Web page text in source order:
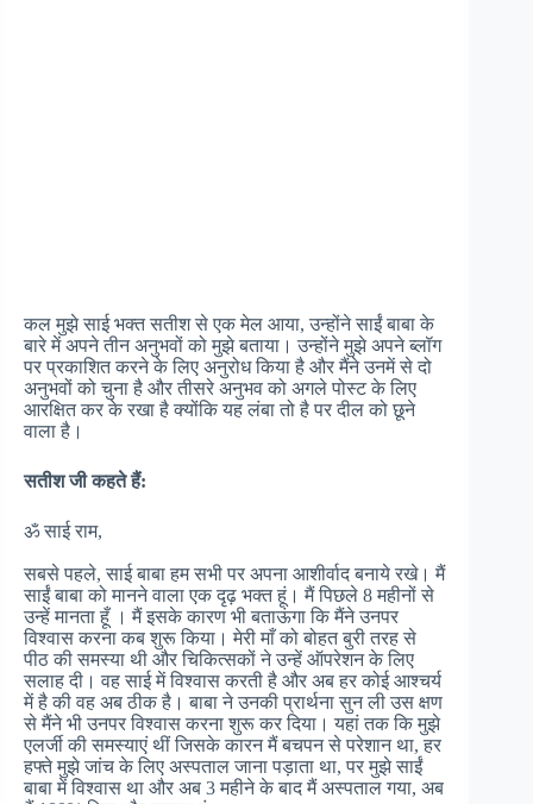
कल मुझे साई भक्त सतीश से एक मेल आया, उन्होंने साईं बाबा के
बारे में अपने तीन अनुभवों को मुझे बताया। उन्होंने मुझे अपने ब्लॉग
पर प्रकाशित करने के लिए अनुरोध किया है और मैंने उनमें से दो
अनुभवों को चुना है और तीसरे अनुभव को अगले पोस्ट के लिए
आरक्षित कर के रखा है क्योंकि यह लंबा तो है पर दील को छूने
वाला है।
सतीश जी कहते हैं:
ॐ साई राम,
सबसे पहले, साई बाबा हम सभी पर अपना आशीर्वाद बनाये रखे। मैं
साईं बाबा को मानने वाला एक दृढ़ भक्त हूं। मैं पिछले 8 महीनों से
उन्हें मानता हूँ । मैं इसके कारण भी बताऊंगा कि मैंने उनपर
विश्वास करना कब शुरू किया। मेरी माँ को बोहत बुरी तरह से
पीठ की समस्या थी और चिकित्सकों ने उन्हें ऑपरेशन के लिए
सलाह दी। वह साई में विश्वास करती है और अब हर कोई आश्चर्य
में है की वह अब ठीक है। बाबा ने उनकी प्रार्थना सुन ली उस क्षण
से मैंने भी उनपर विश्वास करना शुरू कर दिया। यहां तक कि मुझे
एलर्जी की समस्याएं थीं जिसके कारन मैं बचपन से परेशान था, हर
हफ्ते मुझे जांच के लिए अस्पताल जाना पड़ाता था, पर मुझे साईं
बाबा में विश्वास था और अब 3 महीने के बाद मैं अस्पताल गया, अब